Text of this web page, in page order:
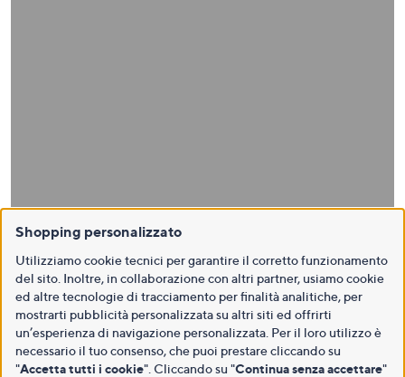
Shopping personalizzato
Utilizziamo cookie tecnici per garantire il corretto funzionamento
del sito. Inoltre, in collaborazione con altri partner, usiamo cookie
ed altre tecnologie di tracciamento per finalità analitiche, per
mostrarti pubblicità personalizzata su altri siti ed offrirti
un’esperienza di navigazione personalizzata. Per il loro utilizzo è
necessario il tuo consenso, che puoi prestare cliccando su
"Accetta tutti i cookie". Cliccando su "Continua senza accettare"